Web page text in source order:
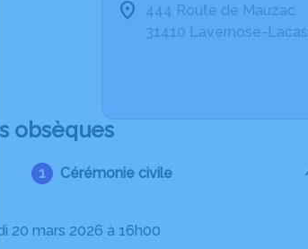
444 Route de Mauzac
31410 Lavernose-
obsèques
Cérémonie civile
20 mars 2026 à 16h00